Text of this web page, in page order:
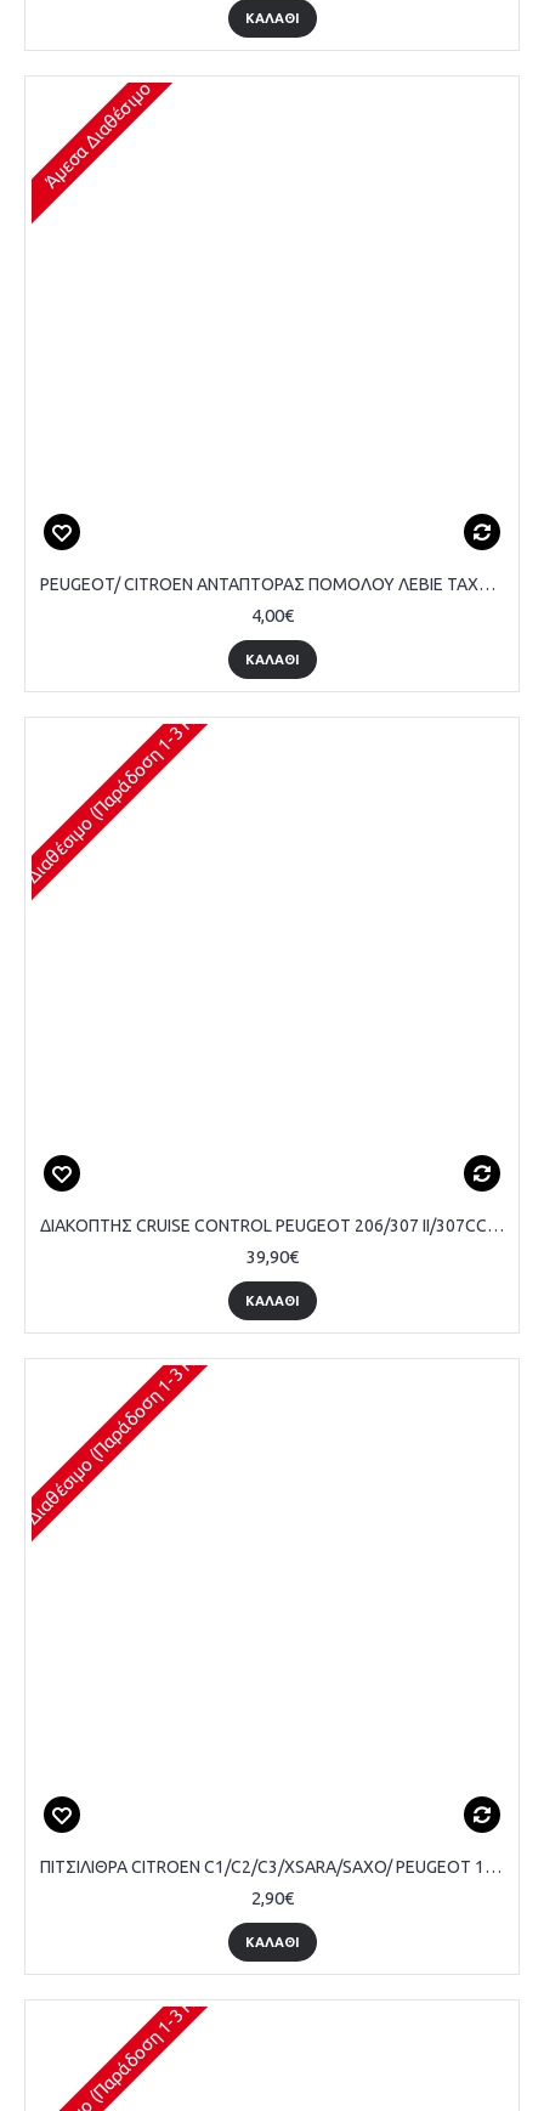
ΚΑΛΆΘΙ
Άμεσα Διαθέσιμο
PEUGEOT/ CITROEN ΑΝΤΑΠΤΟΡΑΣ ΠΟΜΟΛΟΥ ΛΕΒΙΕ ΤΑΧΥΤΗΤΩΝ
4,00€
ΚΑΛΆΘΙ
Διαθέσιμο (Παράδοση 1-3 Ημέρες)
ΔΙΑΚΟΠΤΗΣ CRUISE CONTROL PEUGEOT 206/307 II/307CC/207/407/308/1008/3008/807/PARTNER/EXPERT III/ CITROEN C2/C3 II/C5 II/XSARA PICASSO/JUMPY
39,90€
ΚΑΛΆΘΙ
Διαθέσιμο (Παράδοση 1-3 Ημέρες)
ΠΙΤΣΙΛΙΘΡΑ CITROEN C1/C2/C3/XSARA/SAXO/ PEUGEOT 106/207/306/ FIAT SCUDO '07-
2,90€
ΚΑΛΆΘΙ
Διαθέσιμο (Παράδοση 1-3 Ημέρες)